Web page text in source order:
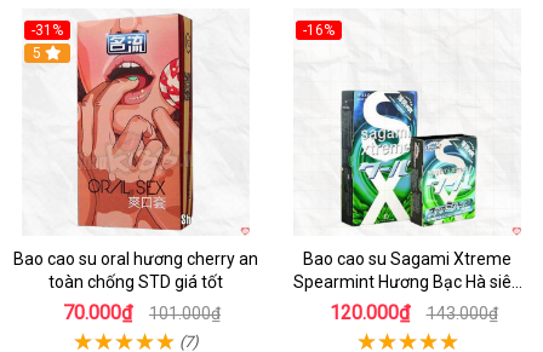
-31%
Hot
5
Bao cao su oral hương cherry an
toàn chống STD giá tốt
70.000₫ 101.000₫
(7)
-16%
Bao cao su Sagami Xtreme
Spearmint Hương Bạc Hà siêu
mỏng, kéo dài thời gian - Hộp 10
cái
120.000₫ 143.000₫